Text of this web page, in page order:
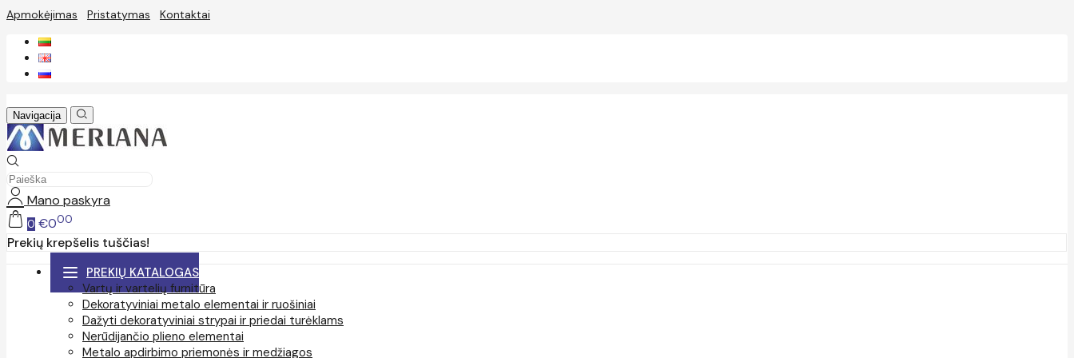
Apmokėjimas Pristatymas Kontaktai
Navigacija
Mano paskyra
0 €000
Prekių krepšelis tuščias!
PREKIŲ KATALOGAS
Vartų ir vartelių furnitūra
Dekoratyviniai metalo elementai ir ruošiniai
Dažyti dekoratyviniai strypai ir priedai turėklams
Nerūdijančio plieno elementai
Metalo apdirbimo priemonės ir medžiagos